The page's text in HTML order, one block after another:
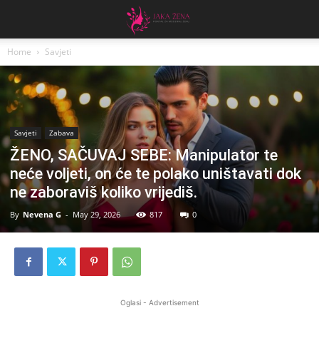
Home Savjeti
Savjeti Zabava
ŽENO, SAČUVAJ SEBE: Manipulator te
neće voljeti, on će te polako uništavati dok
ne zaboraviš koliko vrijediš.
By Nevena G - May 29, 2026 817 0
Oglasi - Advertisement